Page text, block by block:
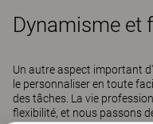
Dynamisme et
Un autre aspect important
le personnaliser en toute
des tâches. La vie
flexibilité, et nous passons